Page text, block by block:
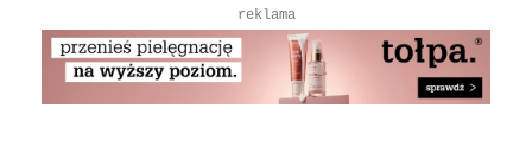
reklama